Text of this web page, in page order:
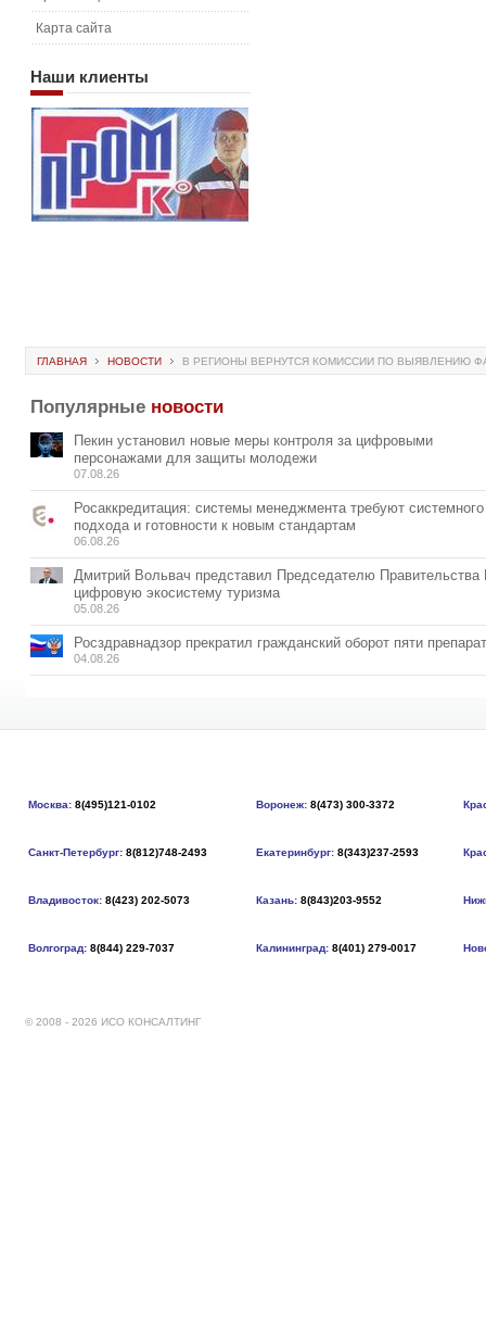
Карта сайта
Наши клиенты
ГЛАВНАЯ НОВОСТИ В РЕГИОНЫ ВЕРНУТСЯ КОМИССИИ ПО ВЫЯВЛЕНИЮ
Популярные новости
Пекин установил новые меры контроля за цифровыми
персонажами для защиты молодежи
07.08.26
Росаккредитация: системы менеджмента требуют системного
подхода и готовности к новым стандартам
06.08.26
Дмитрий Вольвач представил Председателю
цифровую экосистему туризма
05.08.26
Росздравнадзор прекратил гражданский оборот пяти
04.08.26
Москва: 8(495)121-0102 Воронеж: 8(473) 300-3372
Санкт-Петербург: 8(812)748-2493 Екатеринбург: 8(343)237-2593
Владивосток: 8(423) 202-5073 Казань: 8(843)203-9552
Волгоград: 8(844) 229-7037 Калининград: 8(401) 279-0017
© 2008 - 2026 ИСО КОНСАЛТИНГ